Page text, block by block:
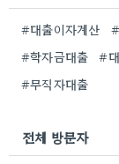
#대출이자계산
#학자금대출
#
#무직자대출
전체 방문자